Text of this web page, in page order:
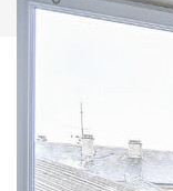
Général